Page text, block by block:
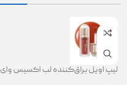
لیپ اویل براق‌کننده لب اکسیس وای